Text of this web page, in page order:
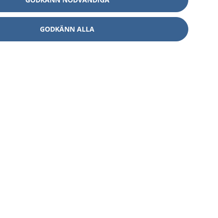
GODKÄNN ALLA